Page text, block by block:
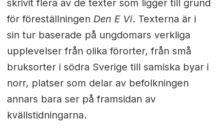
skrivit flera av de texter som ligger till grund
för föreställningen Den E Vi. Texterna är i
sin tur baserade på ungdomars verkliga
upplevelser från olika förorter, från små
bruksorter i södra Sverige till samiska byar i
norr, platser som delar av befolkningen
annars bara ser på framsidan av
kvällstidningarna.